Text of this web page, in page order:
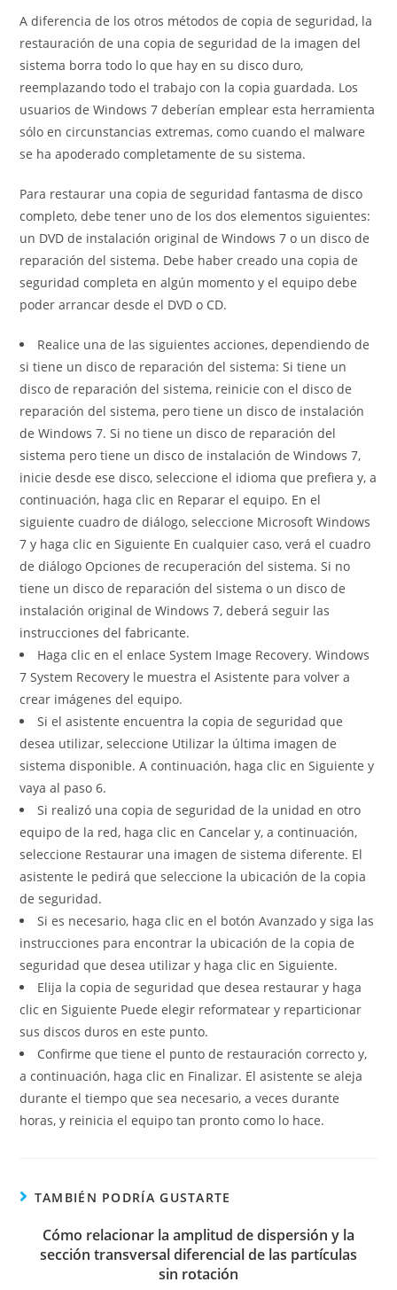
A diferencia de los otros métodos de copia de seguridad, la
restauración de una copia de seguridad de la imagen del
sistema borra todo lo que hay en su disco duro,
reemplazando todo el trabajo con la copia guardada. Los
usuarios de Windows 7 deberían emplear esta herramienta
sólo en circunstancias extremas, como cuando el malware
se ha apoderado completamente de su sistema.
Para restaurar una copia de seguridad fantasma de disco
completo, debe tener uno de los dos elementos siguientes:
un DVD de instalación original de Windows 7 o un disco de
reparación del sistema. Debe haber creado una copia de
seguridad completa en algún momento y el equipo debe
poder arrancar desde el DVD o CD.
Realice una de las siguientes acciones, dependiendo de
si tiene un disco de reparación del sistema: Si tiene un
disco de reparación del sistema, reinicie con el disco de
reparación del sistema, pero tiene un disco de instalación
de Windows 7. Si no tiene un disco de reparación del
sistema pero tiene un disco de instalación de Windows 7,
inicie desde ese disco, seleccione el idioma que prefiera y, a
continuación, haga clic en Reparar el equipo. En el
siguiente cuadro de diálogo, seleccione Microsoft Windows
7 y haga clic en Siguiente En cualquier caso, verá el cuadro
de diálogo Opciones de recuperación del sistema. Si no
tiene un disco de reparación del sistema o un disco de
instalación original de Windows 7, deberá seguir las
instrucciones del fabricante.
Haga clic en el enlace System Image Recovery. Windows
7 System Recovery le muestra el Asistente para volver a
crear imágenes del equipo.
Si el asistente encuentra la copia de seguridad que
desea utilizar, seleccione Utilizar la última imagen de
sistema disponible. A continuación, haga clic en Siguiente y
vaya al paso 6.
Si realizó una copia de seguridad de la unidad en otro
equipo de la red, haga clic en Cancelar y, a continuación,
seleccione Restaurar una imagen de sistema diferente. El
asistente le pedirá que seleccione la ubicación de la copia
de seguridad.
Si es necesario, haga clic en el botón Avanzado y siga las
instrucciones para encontrar la ubicación de la copia de
seguridad que desea utilizar y haga clic en Siguiente.
Elija la copia de seguridad que desea restaurar y haga
clic en Siguiente Puede elegir reformatear y reparticionar
sus discos duros en este punto.
Confirme que tiene el punto de restauración correcto y,
a continuación, haga clic en Finalizar. El asistente se aleja
durante el tiempo que sea necesario, a veces durante
horas, y reinicia el equipo tan pronto como lo hace.
TAMBIÉN PODRÍA GUSTARTE
Cómo relacionar la amplitud de dispersión y la
sección transversal diferencial de las partículas
sin rotación